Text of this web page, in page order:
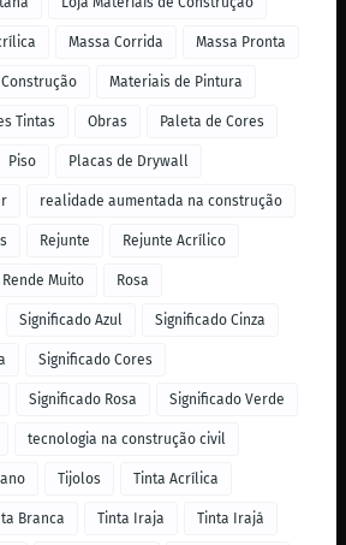
Massa Corrida Massa Pronta
Materiais de Pintura
Tintas Obras Paleta de Cores
Piso Placas de Drywall
realidade aumentada na construção
Rejunte Rejunte Acrílico
Rende Muito Rosa
Significado Azul Significado Cinza
Significado Cores
Significado Rosa Significado Verde
tecnologia na construção civil
Tijolos Tinta Acrílica
Branca Tinta Iraja Tinta Irajá